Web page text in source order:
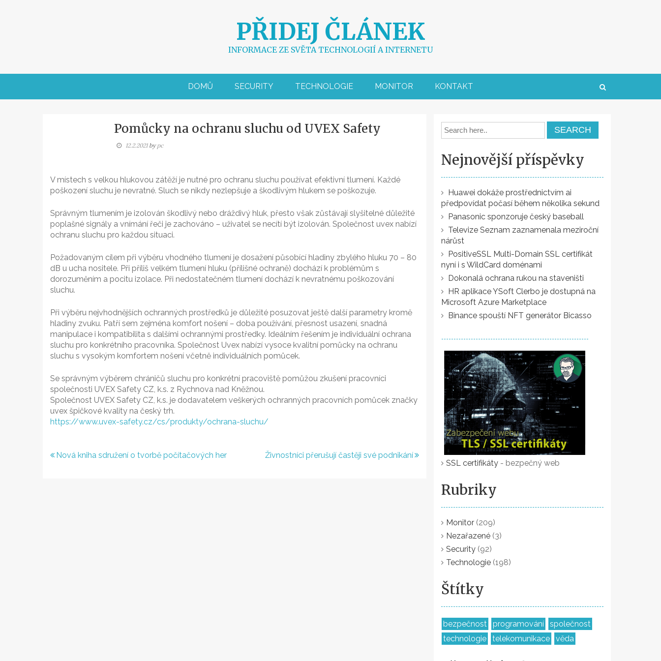
PŘIDEJ ČLÁNEK
INFORMACE ZE SVĚTA TECHNOLOGIÍ A INTERNETU
DOMŮ SECURITY TECHNOLOGIE MONITOR KONTAKT
Pomůcky na ochranu sluchu od UVEX Safety
12.2.2021bypc
V místech s velkou hlukovou zátěží je nutné pro ochranu sluchu používat efektivní tlumení. Každé
poškození sluchu je nevratné. Sluch se nikdy nezlepšuje a škodlivým hlukem se poškozuje.
Správným tlumením je izolován škodlivý nebo dráždivý hluk, přesto však zůstávají slyšitelné důležité
poplašné signály a vnímání řeči je zachováno – uživatel se necítí být izolován. Společnost uvex nabízí
ochranu sluchu pro každou situaci.
Požadovaným cílem při výběru vhodného tlumení je dosažení působící hladiny zbylého hluku 70 – 80
dB u ucha nositele. Při příliš velkém tlumení hluku (přílišné ochraně) dochází k problémům s
dorozuměním a pocitu izolace. Při nedostatečném tlumení dochází k nevratnému poškozování
sluchu.
Při výběru nejvhodnějších ochranných prostředků je důležité posuzovat ještě další parametry kromě
hladiny zvuku. Patří sem zejména komfort nošení – doba používání, přesnost usazení, snadná
manipulace i kompatibilita s dalšími ochrannými prostředky. Ideálním řešením je individuální ochrana
sluchu pro konkrétního pracovníka. Společnost Uvex nabízí vysoce kvalitní pomůcky na ochranu
sluchu s vysokým komfortem nošení včetně individuálních pomůcek.
Se správným výběrem chráničů sluchu pro konkrétní pracoviště pomůžou zkušení pracovníci
společnosti UVEX Safety CZ, k.s. z Rychnova nad Kněžnou.
Společnost UVEX Safety CZ, k.s. je dodavatelem veškerých ochranných pracovních pomůcek značky
uvex špičkové kvality na český trh.
https://www.uvex-safety.cz/cs/produkty/ochrana-sluchu/
Navigace
Nová kniha sdružení o tvorbě počítačových her Živnostníci přerušují častěji své podnikání
Nejnovější příspěvky
Huawei dokáže prostřednictvím ai
předpovídat počasí během několika sekund
Panasonic sponzoruje český baseball
Televize Seznam zaznamenala meziroční
nárůst
PositiveSSL Multi-Domain SSL certifikát
nyní i s WildCard doménami
Dokonalá ochrana rukou na staveništi
HR aplikace YSoft Clerbo je dostupná na
Microsoft Azure Marketplace
Binance spouští NFT generátor Bicasso
SSL certifikáty - bezpečný web
Rubriky
Monitor (209)
Nezařazené (3)
Security (92)
Technologie (198)
Štítky
bezpečnost programování
společnost
technologie
telekomunikace věda